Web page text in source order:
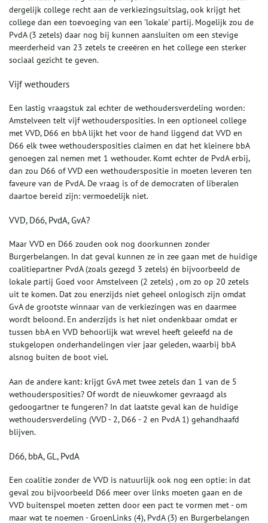
dergelijk college recht aan de verkiezingsuitslag, ook krijgt het
college dan een toevoeging van een 'lokale' partij. Mogelijk zou de
PvdA (3 zetels) daar nog bij kunnen aansluiten om een stevige
meerderheid van 23 zetels te creeëren en het college een sterker
sociaal gezicht te geven.
Vijf wethouders
Een lastig vraagstuk zal echter de wethoudersverdeling worden:
Amstelveen telt vijf wethoudersposities. In een optioneel college
met VVD, D66 en bbA lijkt het voor de hand liggend dat VVD en
D66 elk twee wethoudersposities claimen en dat het kleinere bbA
genoegen zal nemen met 1 wethouder. Komt echter de PvdA erbij,
dan zou D66 of VVD een wethouderspositie in moeten leveren ten
faveure van de PvdA. De vraag is of de democraten of liberalen
daartoe bereid zijn: vermoedelijk niet.
VVD, D66, PvdA, GvA?
Maar VVD en D66 zouden ook nog doorkunnen zonder
Burgerbelangen. In dat geval kunnen ze in zee gaan met de huidige
coalitiepartner PvdA (zoals gezegd 3 zetels) én bijvoorbeeld de
lokale partij Goed voor Amstelveen (2 zetels) , om zo op 20 zetels
uit te komen. Dat zou enerzijds niet geheel onlogisch zijn omdat
GvA de grootste winnaar van de verkiezingen was en daarmee
wordt beloond. En anderzijds is het niet ondenkbaar omdat er
tussen bbA en VVD behoorlijk wat wrevel heeft geleefd na de
stukgelopen onderhandelingen vier jaar geleden, waarbij bbA
alsnog buiten de boot viel.
Aan de andere kant: krijgt GvA met twee zetels dan 1 van de 5
wethoudersposities? Of wordt de nieuwkomer gevraagd als
gedoogartner te fungeren? In dat laatste geval kan de huidige
wethoudersverdeling (VVD - 2, D66 - 2 en PvdA 1) gehandhaafd
blijven.
D66, bbA, GL, PvdA
Een coalitie zonder de VVD is natuurlijk ook nog een optie: in dat
geval zou bijvoorbeeld D66 meer over links moeten gaan en de
VVD buitenspel moeten zetten door een pact te vormen met - om
maar wat te noemen - GroenLinks (4), PvdA (3) en Burgerbelangen